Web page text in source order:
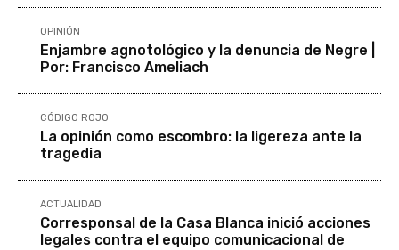
OPINIÓN
Enjambre agnotológico y la denuncia de Negre |
Por: Francisco Ameliach
CÓDIGO ROJO
La opinión como escombro: la ligereza ante la
tragedia
ACTUALIDAD
Corresponsal de la Casa Blanca inició acciones
legales contra el equipo comunicacional de